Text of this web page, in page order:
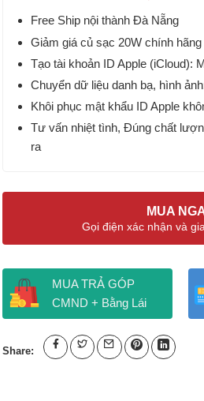
Free Ship nội thành Đà Nẵng
Giảm giá củ sạc 20W chính
Tạo tài khoản ID Apple (iCloud):
Chuyển dữ liệu danh bạ, hình
Khôi phục mật khẩu ID Apple
Tư vấn nhiệt tình, Đúng chất
ra
MUA
Gọi điện xác nhận và
MUA TRẢ GÓP
CMND + Bằng Lái
Share: